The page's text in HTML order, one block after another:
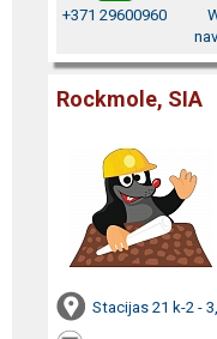
+371 29600960
Rockmole, SIA
Stacijas 21 k-2 -